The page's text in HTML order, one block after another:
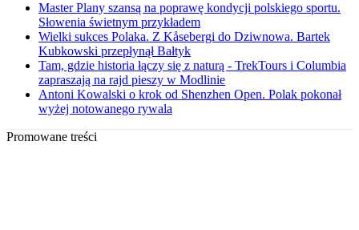
Master Plany szansą na poprawę kondycji polskiego sportu.
Słowenia świetnym przykładem
Wielki sukces Polaka. Z Kåsebergi do Dziwnowa. Bartek
Kubkowski przepłynął Bałtyk
Tam, gdzie historia łączy się z naturą - TrekTours i Columbia
zapraszają na rajd pieszy w Modlinie
Antoni Kowalski o krok od Shenzhen Open. Polak pokonał
wyżej notowanego rywala
Promowane treści